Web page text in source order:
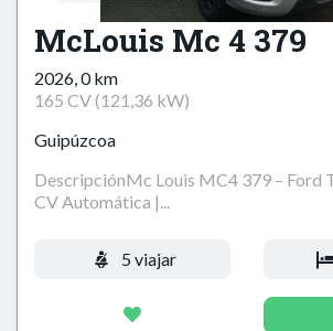
McLouis Mc 4 379
2026, 0 km
165 CV (121,36 kW)
Guipúzcoa
DescripciónMc Louis MC4 379 – Ford
CV Automática |...
5 viajar